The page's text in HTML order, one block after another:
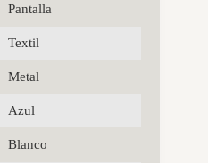
Pantalla
Textil
Metal
Azul
Blanco